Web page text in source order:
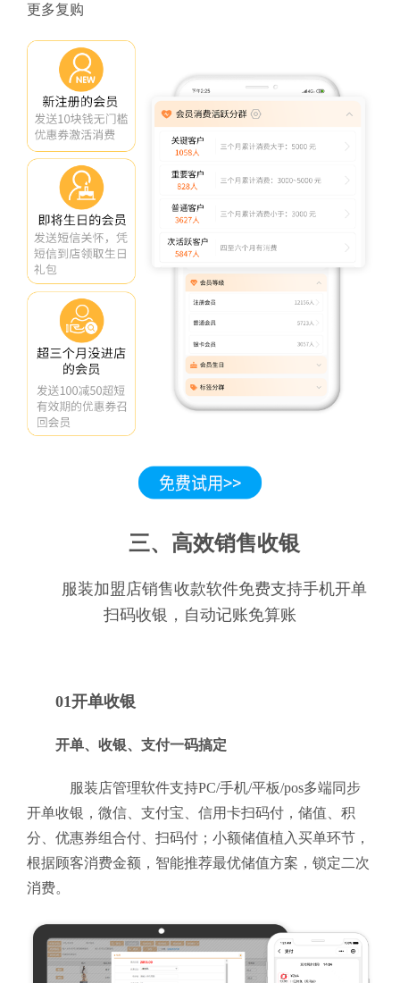
更多复购
三、高效销售收银
服装加盟店销售收款软件免费支持手机开单
扫码收银，自动记账免算账
01开单收银
开单、收银、支付一码搞定
服装店管理软件支持PC/手机/平板/pos多端同步
开单收银，微信、支付宝、信用卡扫码付，储值、积
分、优惠券组合付、扫码付；小额储值植入买单环节，
根据顾客消费金额，智能推荐最优储值方案，锁定二次
消费。